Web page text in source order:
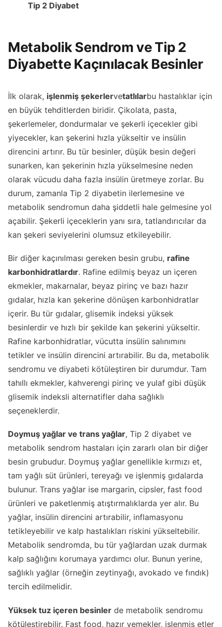
Tip 2 Diyabet
Metabolik Sendrom ve Tip 2
Diyabette Kaçınılacak Besinler
İlk olarak, işlenmiş şekerlervetatlılarbu hastalıklar için
en büyük tehditlerden biridir. Çikolata, pasta,
şekerlemeler, dondurmalar ve şekerli içecekler gibi
yiyecekler, kan şekerini hızla yükseltir ve insülin
direncini artırır. Bu tür besinler, düşük besin değeri
sunarken, kan şekerinin hızla yükselmesine neden
olarak vücudu daha fazla insülin üretmeye zorlar. Bu
durum, zamanla Tip 2 diyabetin ilerlemesine ve
metabolik sendromun daha şiddetli hale gelmesine yol
açabilir. Şekerli içeceklerin yanı sıra, tatlandırıcılar da
kan şekeri seviyelerini olumsuz etkileyebilir.
Bir diğer kaçınılması gereken besin grubu, rafine
karbonhidratlardır. Rafine edilmiş beyaz un içeren
ekmekler, makarnalar, beyaz pirinç ve bazı hazır
gıdalar, hızla kan şekerine dönüşen karbonhidratlar
içerir. Bu tür gıdalar, glisemik indeksi yüksek
besinlerdir ve hızlı bir şekilde kan şekerini yükseltir.
Rafine karbonhidratlar, vücutta insülin salınımını
tetikler ve insülin direncini artırabilir. Bu da, metabolik
sendromu ve diyabeti kötüleştiren bir durumdur. Tam
tahıllı ekmekler, kahverengi pirinç ve yulaf gibi düşük
glisemik indeksli alternatifler daha sağlıklı
seçeneklerdir.
Doymuş yağlar ve trans yağlar, Tip 2 diyabet ve
metabolik sendrom hastaları için zararlı olan bir diğer
besin grubudur. Doymuş yağlar genellikle kırmızı et,
tam yağlı süt ürünleri, tereyağı ve işlenmiş gıdalarda
bulunur. Trans yağlar ise margarin, cipsler, fast food
ürünleri ve paketlenmiş atıştırmalıklarda yer alır. Bu
yağlar, insülin direncini artırabilir, inflamasyonu
tetikleyebilir ve kalp hastalıkları riskini yükseltebilir.
Metabolik sendromda, bu tür yağlardan uzak durmak
kalp sağlığını korumaya yardımcı olur. Bunun yerine,
sağlıklı yağlar (örneğin zeytinyağı, avokado ve fındık)
tercih edilmelidir.
Yüksek tuz içeren besinler de metabolik sendromu
kötüleştirebilir. Fast food, hazır yemekler, işlenmiş etler